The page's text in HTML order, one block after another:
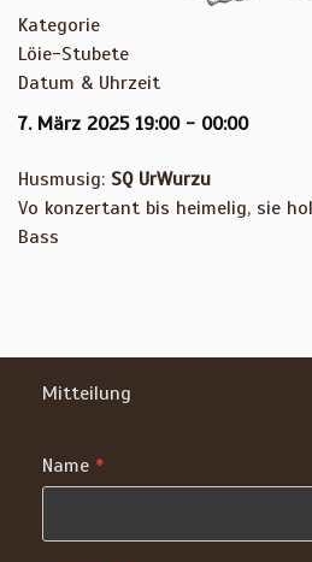
Kategorie
Löie-Stubete
Datum & Uhrzeit
7. März 2025 19:00- 00:00
Husmusig: SQ UrWurzu
Vo konzertant bis heimelig, sie
Bass
Mitteilung
Name *